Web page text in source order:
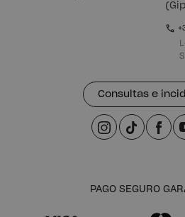
Consultas e
PAGO SEGURO